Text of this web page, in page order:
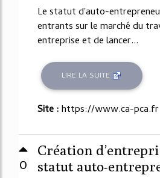
Le statut d'auto-
entrants sur le marché du
entreprise et de lancer...
LIRE LA SUITE
Site :https://www.ca-pca.fr
0
Création
statut auto-